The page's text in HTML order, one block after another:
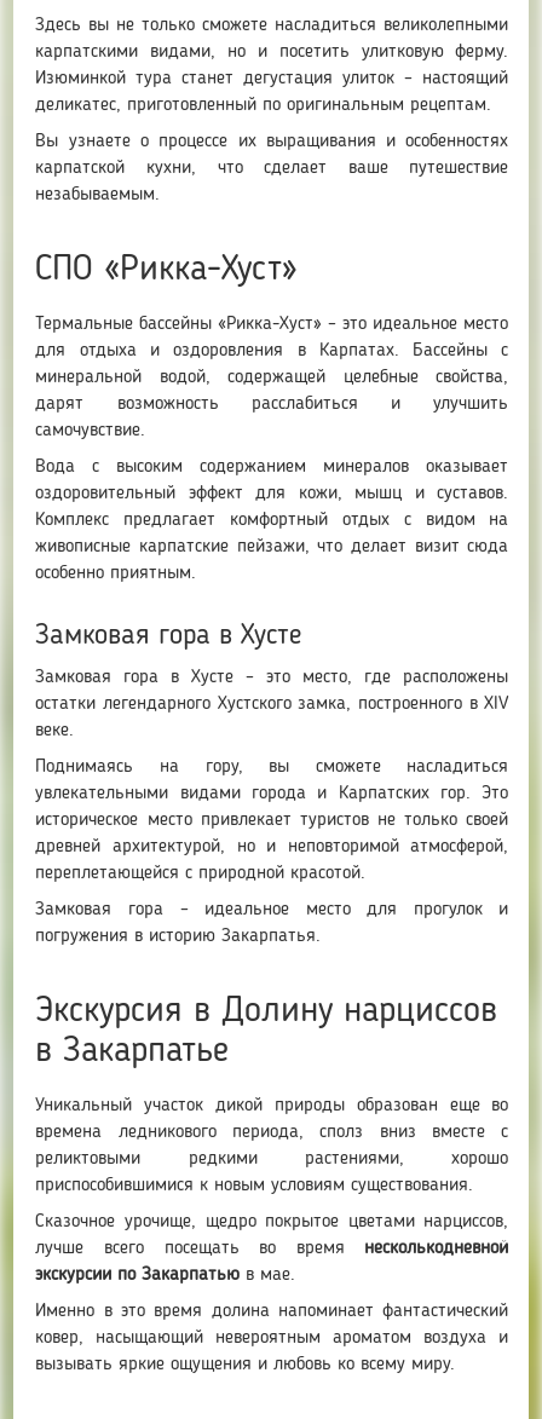
Здесь вы не только сможете насладиться великолепными
карпатскими видами, но и посетить улитковую ферму.
Изюминкой тура станет дегустация улиток – настоящий
деликатес, приготовленный по оригинальным рецептам.
Вы узнаете о процессе их выращивания и особенностях
карпатской кухни, что сделает ваше путешествие
незабываемым.
СПО «Рикка-Хуст»
Термальные бассейны «Рикка-Хуст» – это идеальное место
для отдыха и оздоровления в Карпатах. Бассейны с
минеральной водой, содержащей целебные свойства,
дарят возможность расслабиться и улучшить
самочувствие.
Вода с высоким содержанием минералов оказывает
оздоровительный эффект для кожи, мышц и суставов.
Комплекс предлагает комфортный отдых с видом на
живописные карпатские пейзажи, что делает визит сюда
особенно приятным.
Замковая гора в Хусте
Замковая гора в Хусте – это место, где расположены
остатки легендарного Хустского замка, построенного в XIV
веке.
Поднимаясь на гору, вы сможете насладиться
увлекательными видами города и Карпатских гор. Это
историческое место привлекает туристов не только своей
древней архитектурой, но и неповторимой атмосферой,
переплетающейся с природной красотой.
Замковая гора – идеальное место для прогулок и
погружения в историю Закарпатья.
Экскурсия в Долину нарциссов
в Закарпатье
Уникальный участок дикой природы образован еще во
времена ледникового периода, сполз вниз вместе с
реликтовыми редкими растениями, хорошо
приспособившимися к новым условиям существования.
Сказочное урочище, щедро покрытое цветами нарциссов,
лучше всего посещать во время несколькодневной
экскурсии по Закарпатью в мае.
Именно в это время долина напоминает фантастический
ковер, насыщающий невероятным ароматом воздуха и
вызывать яркие ощущения и любовь ко всему миру.